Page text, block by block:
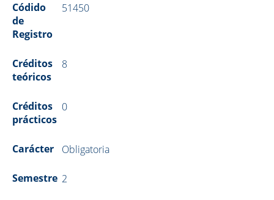
Códido
de
Registro
51450
Créditos
teóricos
8
Créditos
prácticos
0
Carácter Obligatoria
Semestre 2